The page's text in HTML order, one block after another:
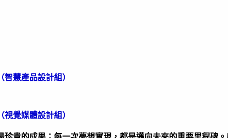
慧產品設計組）
覺媒體設計組）